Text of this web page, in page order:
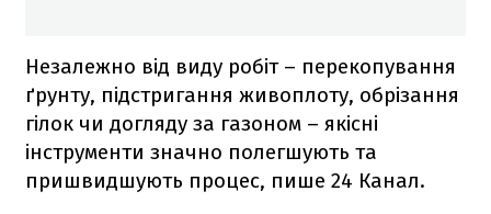
Незалежно від виду робіт – перекопування
ґрунту, підстригання живоплоту, обрізання
гілок чи догляду за газоном – якісні
інструменти значно полегшують та
пришвидшують процес, пише 24 Канал.